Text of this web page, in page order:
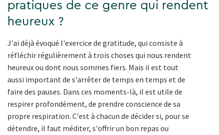
pratiques de ce genre qui rendent
heureux ?
J'ai déjà évoqué l'exercice de gratitude, qui consiste à
réfléchir régulièrement à trois choses qui nous rendent
heureux ou dont nous sommes fiers. Mais il est tout
aussi important de s'arrêter de temps en temps et de
faire des pauses. Dans ces moments-là, il est utile de
respirer profondément, de prendre conscience de sa
propre respiration. C'est à chacun de décider si, pour se
détendre, il faut méditer, s'offrir un bon repas ou